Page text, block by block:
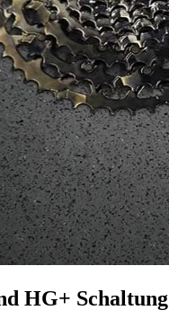
HG+ Schaltung